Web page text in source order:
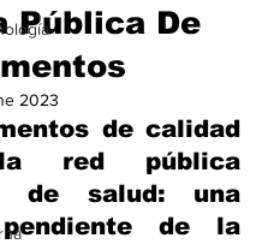
Pública De
2023
de calidad
red pública
de salud: una
de la